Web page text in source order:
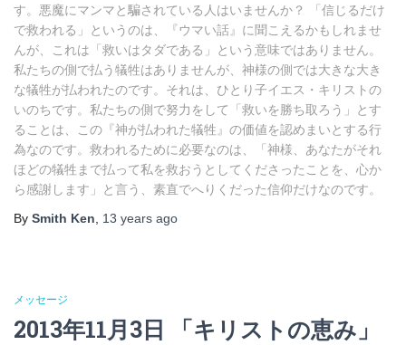
す。悪魔にマンマと騙されている人はいませんか？ 「信じるだけ
で救われる」というのは、『ウマい話』に聞こえるかもしれませ
んが、これは「救いはタダである」という意味ではありません。
私たちの側で払う犠牲はありませんが、神様の側では大きな大き
な犠牲が払われたのです。それは、ひとり子イエス・キリストの
いのちです。私たちの側で努力をして「救いを勝ち取ろう」とす
ることは、この『神が払われた犠牲』の価値を認めまいとする行
為なのです。救われるために必要なのは、「神様、あなたがそれ
ほどの犠牲まで払って私を救おうとしてくださったことを、心か
ら感謝します」と言う、素直でへりくだった信仰だけなのです。
By Smith Ken 13 years ago
メッセージ
2013年11月3日 「キリストの恵み」